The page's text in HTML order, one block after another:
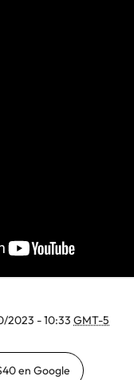
2023 - 10:33 GMT-5
en Google